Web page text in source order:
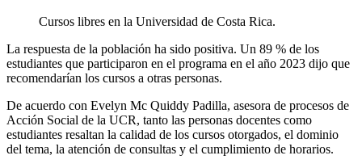
Cursos libres en la Universidad de Costa Rica.
La respuesta de la población ha sido positiva. Un 89 % de los
estudiantes que participaron en el programa en el año 2023 dijo que
recomendarían los cursos a otras personas.
De acuerdo con Evelyn Mc Quiddy Padilla, asesora de procesos de
Acción Social de la UCR, tanto las personas docentes como
estudiantes resaltan la calidad de los cursos otorgados, el dominio
del tema, la atención de consultas y el cumplimiento de horarios.